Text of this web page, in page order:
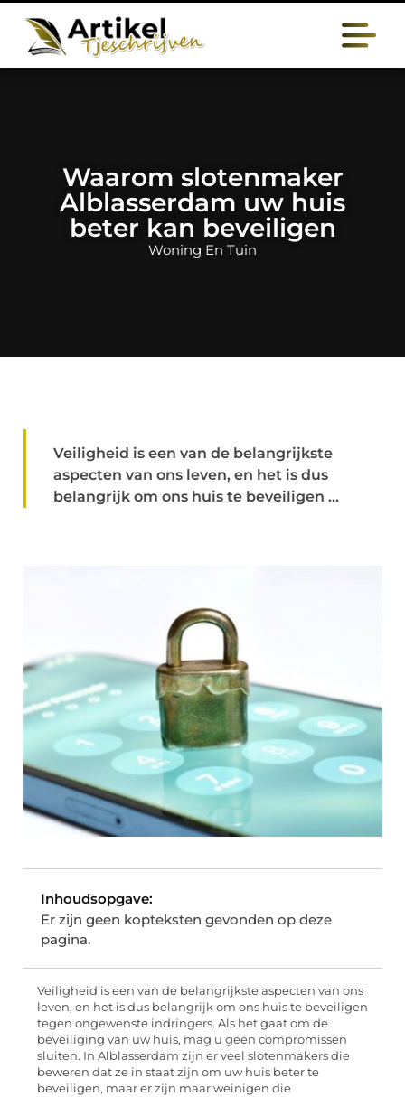
Waarom slotenmaker
Alblasserdam uw huis
beter kan beveiligen
Woning En Tuin
Veiligheid is een van de belangrijkste
aspecten van ons leven, en het is dus
belangrijk om ons huis te beveiligen ...
Inhoudsopgave:
Er zijn geen kopteksten gevonden op deze
pagina.
Veiligheid is een van de belangrijkste aspecten van ons
leven, en het is dus belangrijk om ons huis te beveiligen
tegen ongewenste indringers. Als het gaat om de
beveiliging van uw huis, mag u geen compromissen
sluiten. In Alblasserdam zijn er veel slotenmakers die
beweren dat ze in staat zijn om uw huis beter te
beveiligen, maar er zijn maar weinigen die